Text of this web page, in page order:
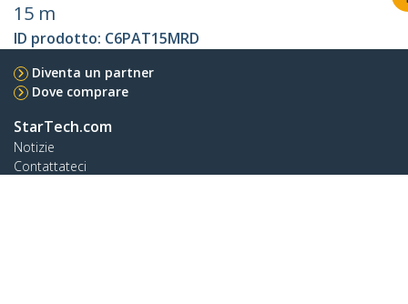
15 m
ID prodotto: C6PAT15MRD
Diventa un partner
Dove comprare
StarTech.com
Notizie
Contattateci